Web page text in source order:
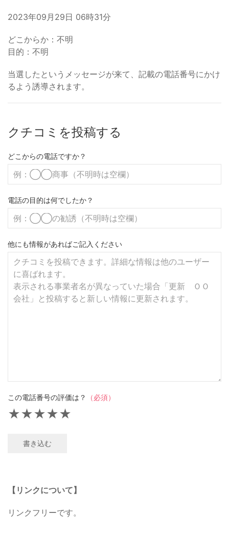
2023年09月29日 06時31分
どこからか：不明
目的：不明
当選したというメッセージが来て、記載の電話番号にかけ
るよう誘導されます。
クチコミを投稿する
どこからの電話ですか？
電話の目的は何でしたか？
他にも情報があればご記入ください
この電話番号の評価は？ （必須）
★
★
★
★
★
書き込む
【リンクについて】
リンクフリーです。